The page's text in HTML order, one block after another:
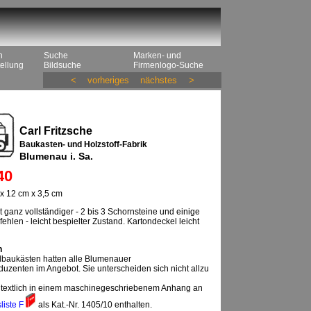
Suche
Bildsuche
Marken- und
Firmenlogo-Suche
< vorheriges nächstes >
Carl Fritzsche
Baukasten- und Holzstoff-Fabrik
Blumenau i. Sa.
12 cm x 3,5 cm
ganz vollständiger - 2 bis 3 Schornsteine und einige
- leicht bespielter Zustand. Kartondeckel leicht
hatten alle Blumenauer
im Angebot. Sie unterscheiden sich nicht allzu
in einem maschinegeschriebenem Anhang an
F
als Kat.-Nr. 1405/10 enthalten.